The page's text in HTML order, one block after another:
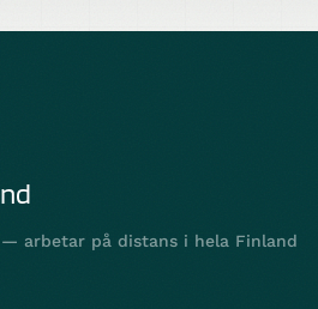
— arbetar på distans i hela Finland